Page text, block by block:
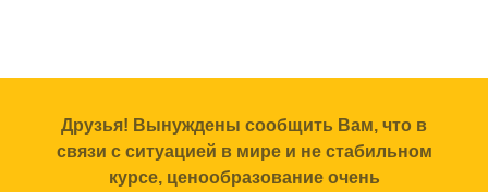
Друзья! Вынуждены сообщить Вам, что в
связи с ситуацией в мире и не стабильном
курсе, ценообразование очень